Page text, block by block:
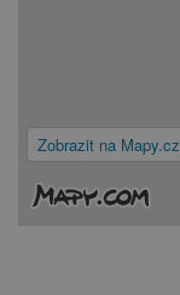
Zobrazit na Mapy.cz